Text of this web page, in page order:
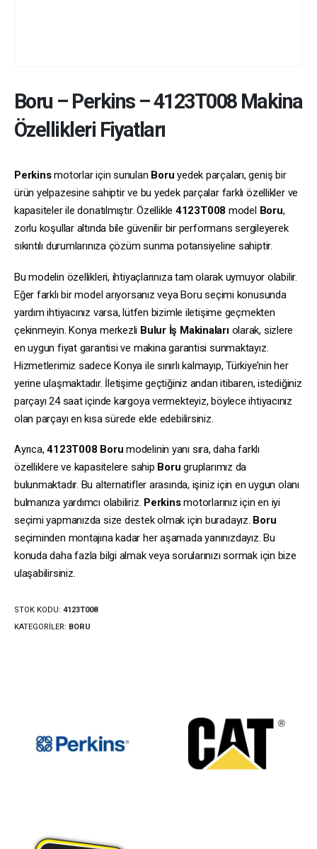
Boru – Perkins–4123T008Makina
Özellikleri Fiyatları
Perkinsmotorlar için sunulan Boru yedek parçaları, geniş bir
ürün yelpazesine sahiptir ve bu yedek parçalar farklı özellikler ve
kapasiteler ile donatılmıştır. Özellikle 4123T008 model Boru,
zorlu koşullar altında bile güvenilir bir performans sergileyerek
sıkıntılı durumlarınıza çözüm sunma potansiyeline sahiptir.
Bu modelin özellikleri, ihtiyaçlarınıza tam olarak uymuyor olabilir.
Eğer farklı bir model arıyorsanız veya Boru seçimi konusunda
yardım ihtiyacınız varsa, lütfen bizimle iletişime geçmekten
çekinmeyin. Konya merkezli Bulur İş Makinalarıolarak, sizlere
en uygun fiyat garantisi ve makina garantisi sunmaktayız.
Hizmetlerimiz sadece Konya ile sınırlı kalmayıp, Türkiye’nin her
yerine ulaşmaktadır. İletişime geçtiğiniz andan itibaren, istediğiniz
parçayı 24 saat içinde kargoya vermekteyiz, böylece ihtiyacınız
olan parçayı en kısa sürede elde edebilirsiniz.
Ayrıca,4123T008 Boru modelinin yanı sıra, daha farklı
özelliklere ve kapasitelere sahip Boru gruplarımız da
bulunmaktadır. Bu alternatifler arasında, işiniz için en uygun olanı
bulmanıza yardımcı olabiliriz. Perkinsmotorlarınız için en iyi
seçimi yapmanızda size destek olmak için buradayız. Boru
seçiminden montajına kadar her aşamada yanınızdayız. Bu
konuda daha fazla bilgi almak veya sorularınızı sormak için bize
ulaşabilirsiniz.
STOK KODU: 4123T008
KATEGORILER: BORU